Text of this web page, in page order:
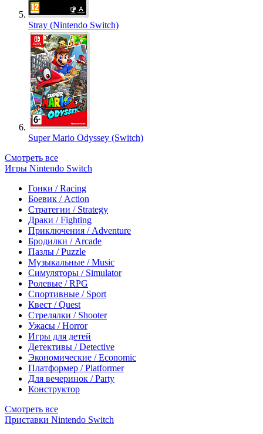
Stray (Nintendo Switch)
Super Mario Odyssey (Switch)
Смотреть все
Игры Nintendo Switch
Гонки / Racing
Боевик / Action
Стратегии / Strategy
Драки / Fighting
Приключения / Adventure
Бродилки / Arcade
Пазлы / Puzzle
Музыкальные / Music
Симуляторы / Simulator
Ролевые / RPG
Спортивные / Sport
Квест / Quest
Стрелялки / Shooter
Ужасы / Horror
Игры для детей
Детективы / Detective
Экономические / Economic
Платформер / Platformer
Для вечеринок / Party
Конструктор
Смотреть все
Приставки Nintendo Switch